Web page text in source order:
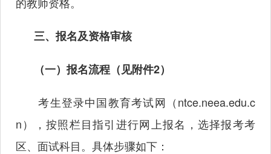
三、报名及资格审核
（一）报名流程（见附件2）
考生登录中国教育考试网（ntce.neea.edu.c
n），按照栏目指引进行网上报名，选择报考考
区、面试科目。具体步骤如下：